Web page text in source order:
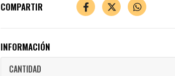
COMPARTIR
INFORMACIÓN
CANTIDAD